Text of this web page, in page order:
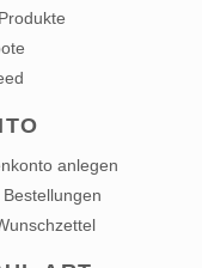
anlegen